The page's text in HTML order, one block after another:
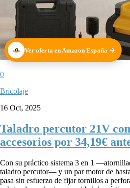
Ver oferta en Amazon España
0
Bricolaje
16 Oct, 2025
Taladro percutor 21V
accesorios por 34,19€
Con su práctico sistema 3 en 1
taladro percutor— y un par motor de
pasa sin esfuerzo de fijar tornillos a